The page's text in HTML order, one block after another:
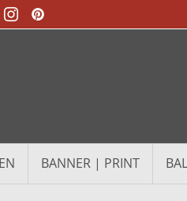
BANNER | PRINT